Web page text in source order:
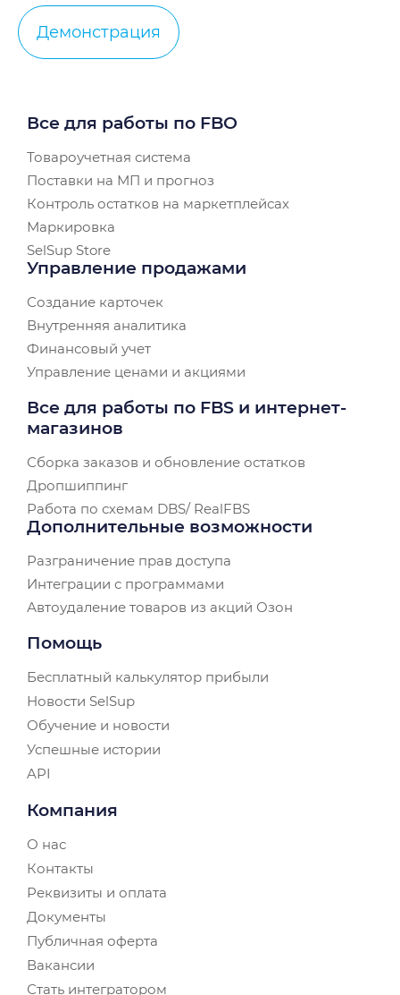
Демонстрация
Все для работы по FBO
Товароучетная система
Поставки на МП и прогноз
Контроль остатков на маркетплейсах
Маркировка
SelSup Store
Управление продажами
Создание карточек
Внутренняя аналитика
Финансовый учет
Управление ценами и акциями
Все для работы по FBS и интернет-
магазинов
Сборка заказов и обновление остатков
Дропшиппинг
Работа по схемам DBS/ RealFBS
Дополнительные возможности
Разграничение прав доступа
Интеграции с программами
Автоудаление товаров из акций Озон
Помощь
Бесплатный калькулятор прибыли
Новости SelSup
Обучение и новости
Успешные истории
API
Компания
О нас
Контакты
Реквизиты и оплата
Документы
Публичная оферта
Вакансии
Стать интегратором